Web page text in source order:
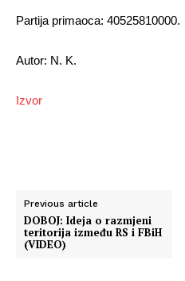
Partija primaoca: 40525810000.
Autor: N. K.
Izvor
Previous article
DOBOJ: Ideja o razmjeni
teritorija između RS i FBiH
(VIDEO)